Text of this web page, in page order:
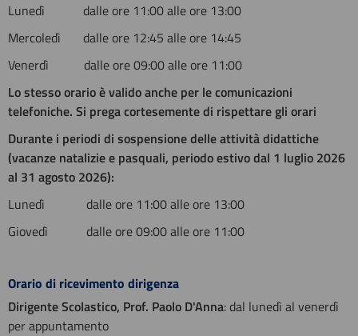
Lunedì dalle ore 11:00 alle ore 13:00
Mercoledì dalle ore 12:45 alle ore 14:45
Venerdì dalle ore 09:00 alle ore 11:00
Lo stesso orario è valido anche per le comunicazioni
telefoniche. Si prega cortesemente di rispettare gli orari
Durante i periodi di sospensione delle attività didattiche
(vacanze natalizie e pasquali, periodo estivo dal 1 luglio 2026
al 31 agosto 2026):
Lunedì dalle ore 11:00 alle ore 13:00
Giovedì dalle ore 09:00 alle ore 11:00
Orario di ricevimento dirigenza
Dirigente Scolastico, Prof. Paolo D'Anna: dal lunedì al venerdì
per appuntamento